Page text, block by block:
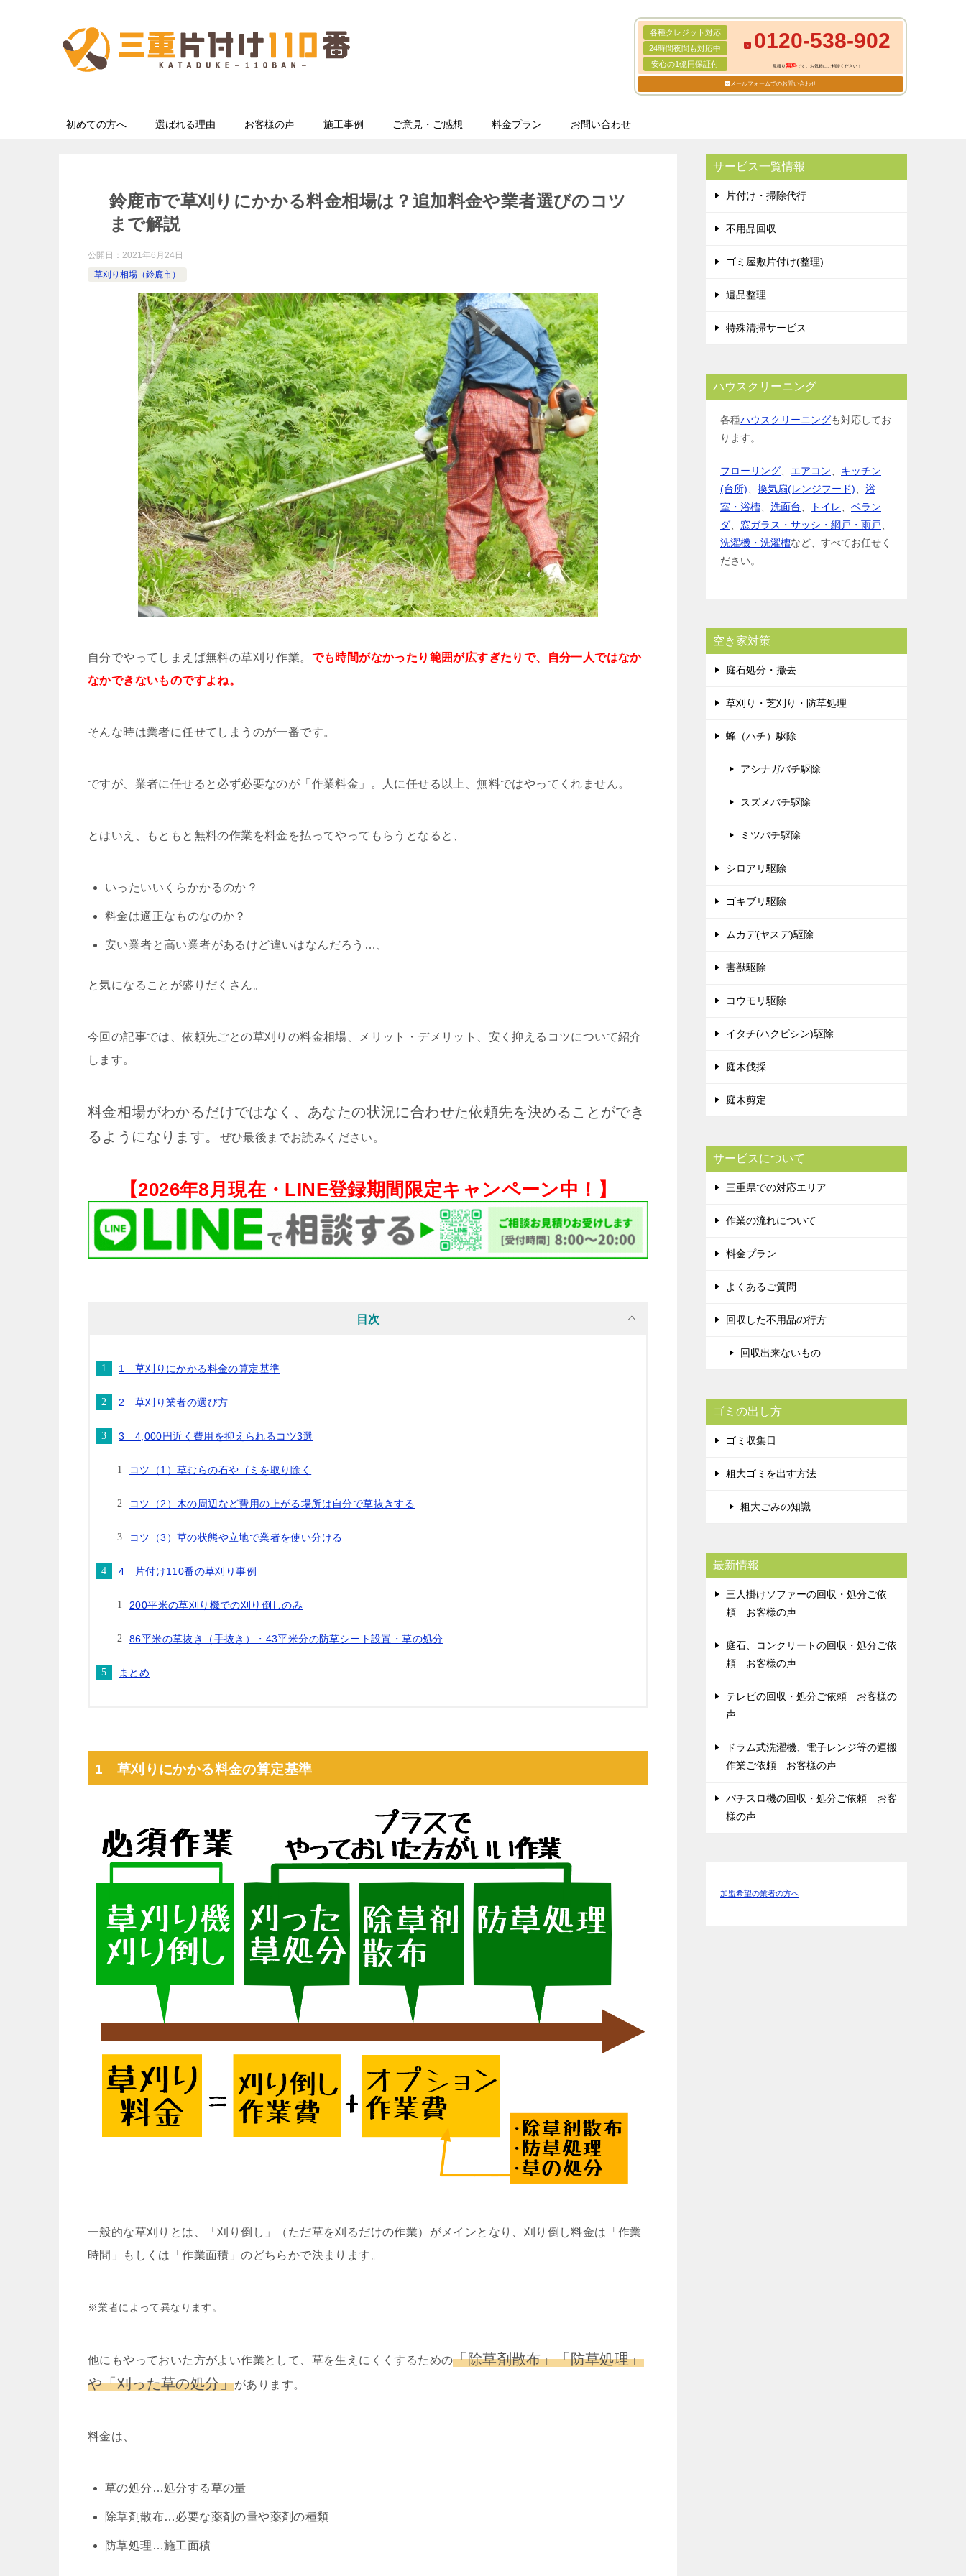
各種クレジット対応
24時間夜間も対応中
安心の1億円保証付
0120-538-902
見積り無料です。お気軽にご相談ください！
メールフォームでのお問い合わせ
初めての方へ 選ばれる理由 お客様の声 施工事例 ご意見・ご感想 料金プラン お問い合わせ
鈴鹿市で草刈りにかかる料金相場は？追加料金や業者選びのコツ
まで解説
公開日： 2021年6月24日
草刈り相場（鈴鹿市）
自分でやってしまえば無料の草刈り作業。 でも時間がなかったり範囲が広すぎたりで、自分一人ではなか
なかできないものですよね。
そんな時は業者に任せてしまうのが一番です。
ですが、業者に任せると必ず必要なのが「作業料金」。人に任せる以上、無料ではやってくれません。
とはいえ、もともと無料の作業を料金を払ってやってもらうとなると、
いったいいくらかかるのか？
料金は適正なものなのか？
安い業者と高い業者があるけど違いはなんだろう…、
と気になることが盛りだくさん。
今回の記事では、依頼先ごとの草刈りの料金相場、メリット・デメリット、安く抑えるコツについて紹介
します。
料金相場がわかるだけではなく、あなたの状況に合わせた依頼先を決めることができ
るようになります。
ぜひ最後までお読みください。
【2026年8月現在・ LINE登録期間限定キャンペーン中！】
目次
1 草刈りにかかる料金の算定基準
2 草刈り業者の選び方
3 4,000円近く費用を抑えられるコツ3選
コツ（1）草むらの石やゴミを取り除く
コツ（2）木の周辺など費用の上がる場所は自分で草抜きする
コツ（3）草の状態や立地で業者を使い分ける
4 片付け110番の草刈り事例
200平米の草刈り機での刈り倒しのみ
86平米の草抜き（手抜き）・43平米分の防草シート設置・草の処分
まとめ
1 草刈りにかかる料金の算定基準
一般的な草刈りとは、「刈り倒し」（ただ草を刈るだけの作業）がメインとなり、刈り倒し料金は「作業
時間」もしくは「作業面積」のどちらかで決まります。
※業者によって異なります。
他にもやっておいた方がよい作業として、草を生えにくくするための「除草剤散布」「防草処理」
や「刈った草の処分」があります。
料金は、
草の処分…処分する草の量
除草剤散布…必要な薬剤の量や薬剤の種類
防草処理…施工面積
サービス一覧情報
片付け・掃除代行
不用品回収
ゴミ屋敷片付け(整理)
遺品整理
特殊清掃サービス
ハウスクリーニング
各種ハウスクリーニングも対応してお
ります。
フローリング エアコン
キッチン
(台所)
換気扇(レンジフード)
浴
室・浴槽
洗面台 トイレ
ベラン
ダ
窓ガラス・サッシ・網戸・雨戸
洗濯機・洗濯槽など、すべてお任せく
ださい。
空き家対策
庭石処分・撤去
草刈り・芝刈り・防草処理
蜂（ハチ）駆除
アシナガバチ駆除
スズメバチ駆除
ミツバチ駆除
シロアリ駆除
ゴキブリ駆除
ムカデ(ヤスデ)駆除
害獣駆除
コウモリ駆除
イタチ(ハクビシン)駆除
庭木伐採
庭木剪定
サービスについて
三重県での対応エリア
作業の流れについて
料金プラン
よくあるご質問
回収した不用品の行方
回収出来ないもの
ゴミの出し方
ゴミ収集日
粗大ゴミを出す方法
粗大ごみの知識
最新情報
三人掛けソファーの回収・処分ご依
頼 お客様の声
庭石、コンクリートの回収・処分ご依
頼 お客様の声
テレビの回収・処分ご依頼 お客様の
声
ドラム式洗濯機、電子レンジ等の運搬
作業ご依頼 お客様の声
パチスロ機の回収・処分ご依頼 お客
様の声
加盟希望の業者の方へ